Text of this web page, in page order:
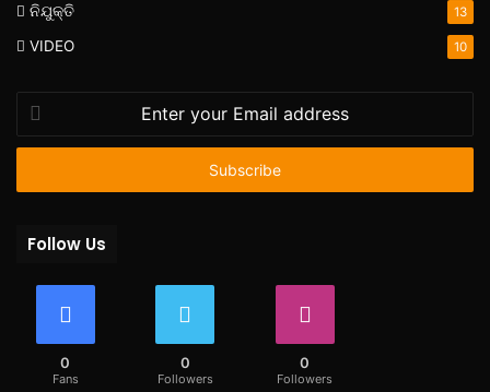
ନିଯୁକ୍ତି 13
VIDEO 10
your
Email
Follow Us
0
Fans
0
Followers
0
Followers